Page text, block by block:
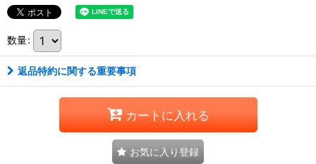
数量:
返品特約に関する重要事項
カートに入れる
お気に入り登録